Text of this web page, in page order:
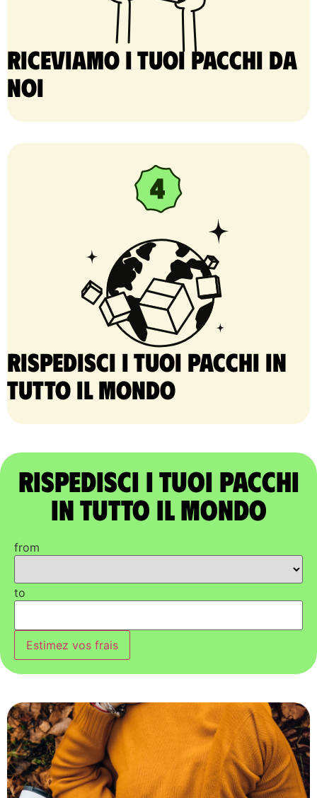
Riceviamo i tuoi pacchi da
noi
Rispedisci i tuoi pacchi in
tutto il mondo
Rispedisci i tuoi pacchi
in tutto il mondo
from
to
Estimez vos frais